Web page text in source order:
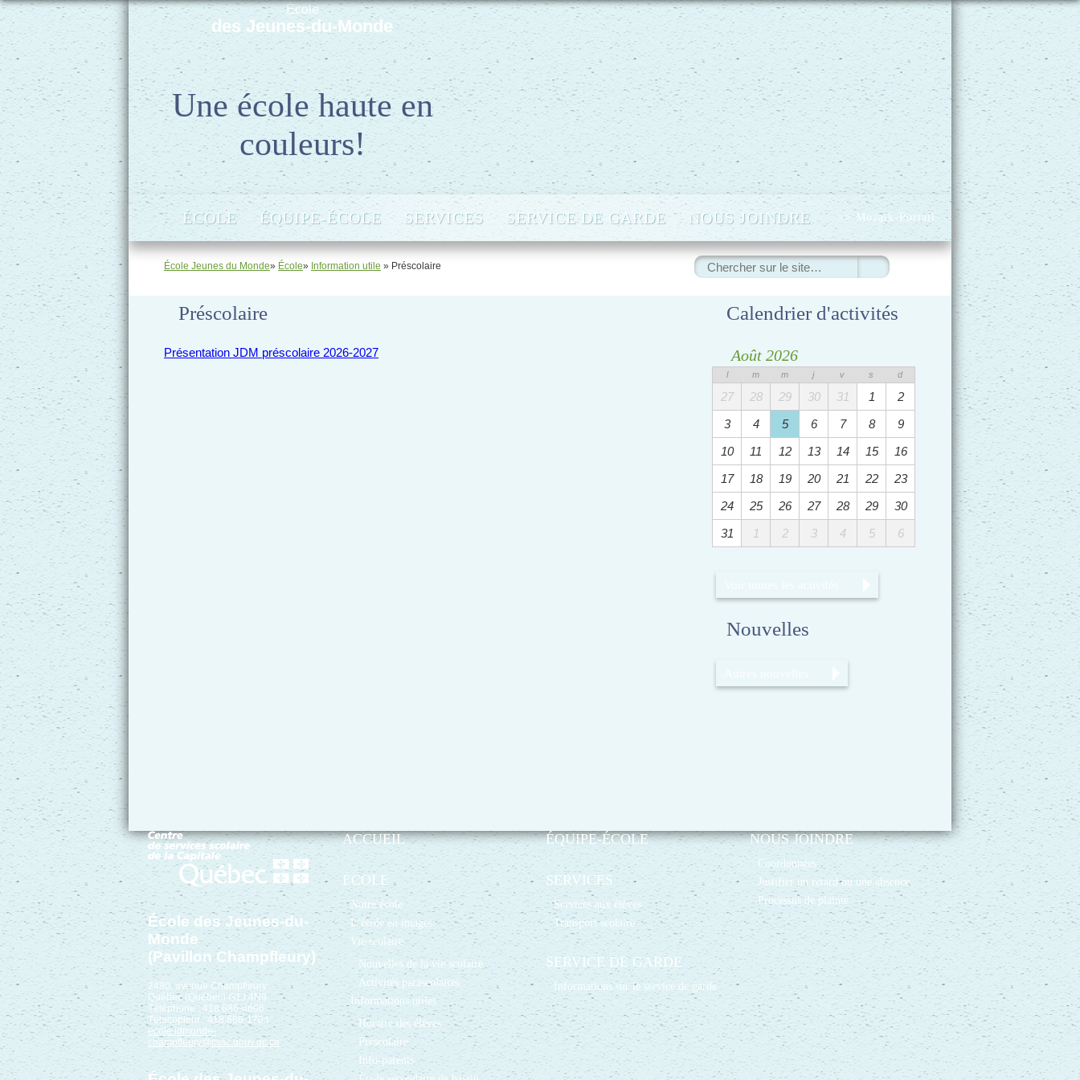
École
des Jeunes-du-Monde
Une école haute en
couleurs!
ÉCOLE ÉQUIPE-ÉCOLE SERVICES SERVICE DE GARDE NOUS JOINDRE >> Mozaïk-Portail
École Jeunes du Monde» École» Information utile » Préscolaire
Rechercher
:
Préscolaire
Présentation JDM préscolaire 2026-2027
Calendrier d'activités
Août 2026
l m m j v s d
27 28 29 30 31 1
2
3
4 5 6 7 8
9
10
11 12 13 14 15
16
17
18 19 20 21 22
23
24
25 26 27 28 29
30
31
1 2 3 4 5 6
Nouvelles
École des Jeunes-du-
Monde
(Pavillon Champfleury)
2490, avenue Champfleury
Québec (Québec) G1J 4N9
Téléphone : 418 686-4686
Télécopieur : 418 666-1704
ecole.jdmonde-
champfleury@cssc.gouv.qc.ca
ACCUEIL
ÉCOLE
Notre école
L’école en images
Vie scolaire
Nouvelles de la vie scolaire
Activités parascolaires
Informations utiles
Horaire des élèves
Préscolaire
Info-parents
ÉQUIPE-ÉCOLE
SERVICES
Services aux élèves
Transport scolaire
SERVICE DE GARDE
Informations sur le service de garde
NOUS JOINDRE
Coordonnées
Justifier un retard ou une absence
Processus de plainte